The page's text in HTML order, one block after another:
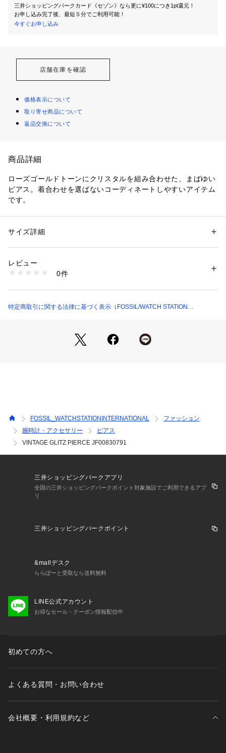
三井ショッピングパークカード《セゾン》なら更に¥100につき1pt還元！
お申し込み完了後、最短５分でご利用可能！
今すぐお申し込み
店舗在庫を確認
価格表示について
取り寄せ商品について
返品交換について
商品詳細
ローズゴールドトーンにクリスタルを組み合わせた、まばゆい
ピアス。着合わせを選ばないコーディネートしやすいアイテム
です。
性別：レディース
素材：ステンレススチール/
商品番号：
JF00830791 （ショップ）
サイズ詳細
レビュー
0件
特定商取引に関する法律に基づく表示（FOSSIL/WATCH STATION
FOSSIL_WATCHSTATIONINTERNATIONAL
ファッション
腕時計・アクセサリー
ピアス
VINTAGE GLITZ PIERCE JF00830791
三井ショッピングパークアプリ
全国の三井ショッピングパークポイント対象施設でご利用できるアプ
リ
三井ショッピングパークポイント
&mallデスク
ららぽーと受取なら送料無料
LINE公式アカウント
お得なセール・クーポン情報配信中
初めての方へ
よくある質問・お問い合わせ
会社概要・利用規約など